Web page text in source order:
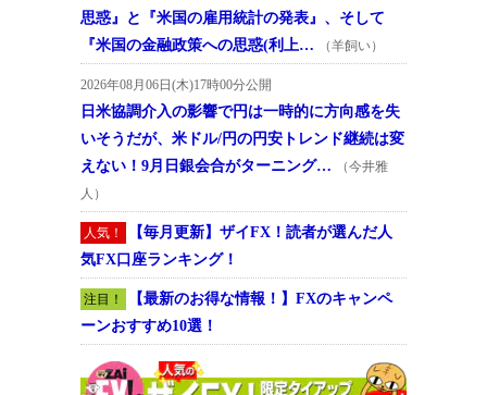
思惑』と『米国の雇用統計の発表』、そして
『米国の金融政策への思惑(利上…
（羊飼い）
2026年08月06日(木)17時00分公開
日米協調介入の影響で円は一時的に方向感を失
いそうだが、米ドル/円の円安トレンド継続は変
えない！9月日銀会合がターニング…
（今井雅
人）
人気！
【毎月更新】ザイFX！読者が選んだ人
気FX口座ランキング！
注目！
【最新のお得な情報！】FXのキャンペ
ーンおすすめ10選！